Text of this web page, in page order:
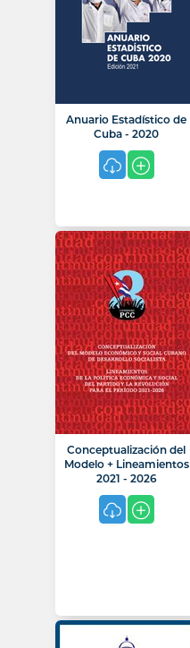
Anuario Estadístico de
Cuba - 2020
Conceptualización del
Modelo + Lineamientos
2021 - 2026